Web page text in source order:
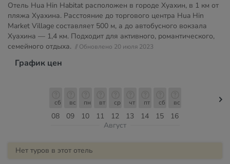
Отель Hua Hin Habitat расположен в городе Хуахин, в 1 км от
пляжа Хуахина. Расстояние до торгового центра Hua Hin
Market Village составляет 500 м, а до автобусного вокзала
Хуахина — 1,4 км. Подходит для активного, романтического,
семейного отдыха. // Обновлено 20 июля 2023
График цен
08
сб
09
вс
10
пн
11
вт
12
ср
13
чт
14
пт
15
сб
16
вс
Август
Нет туров в этот отель